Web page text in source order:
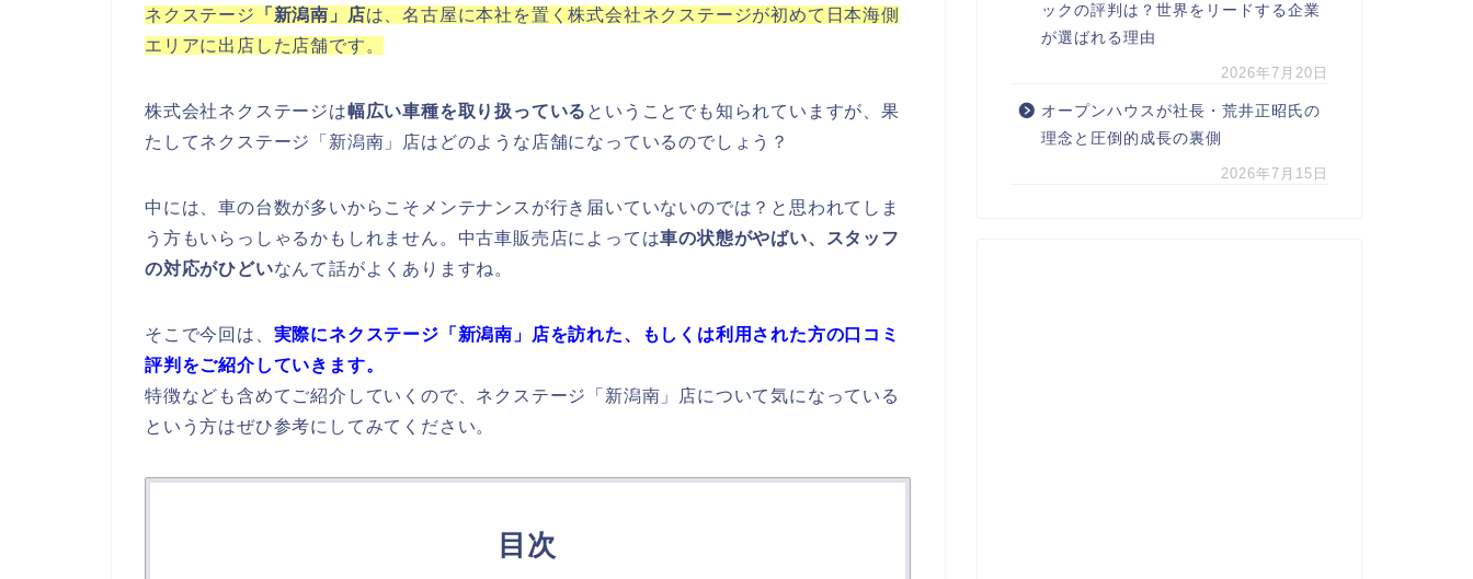
ネクステージ 「新潟南」店は、名古屋に本社を置く株式会社ネクステージが初めて日本海側
エリアに出店した店舗です。
株式会社ネクステージは幅広い車種を取り扱っている ということでも知られていますが、果
たしてネクステージ「新潟南」店はどのような店舗になっているのでしょう？
中には、車の台数が多いからこそメンテナンスが行き届いていないのでは？と思われてしま
う方もいらっしゃるかもしれません。中古車販売店によっては車の状態がやばい、スタッフ
の対応がひどいなんて話がよくありますね。
そこで今回は、 実際にネクステージ「新潟南」店を訪れた、もしくは利用された方の口コミ
評判をご紹介していきます。
特徴なども含めてご紹介していくので、ネクステージ「新潟南」店について気になっている
という方はぜひ参考にしてみてください。
目次
ックの評判は？世界をリードする企業
が選ばれる理由
2026年7月20日
オープンハウスが社長・荒井正昭氏の
理念と圧倒的成長の裏側
2026年7月15日